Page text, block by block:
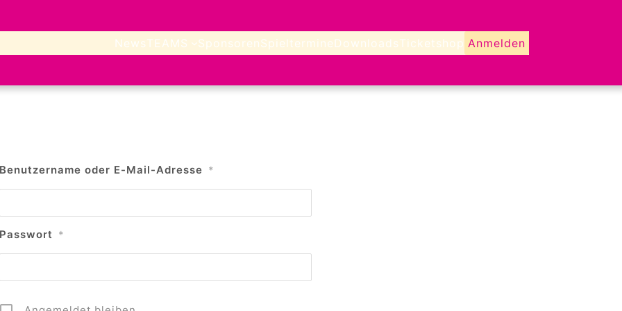
News TEAMS SponsorenSpieltermine Downloads Ticketshop Anmelden
Benutzername oder E-Mail-Adresse *
Passwort *